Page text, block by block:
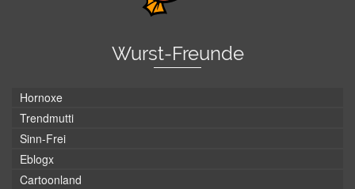
Wurst-Freunde
Hornoxe
Trendmutti
Sinn-Frei
Eblogx
Cartoonland